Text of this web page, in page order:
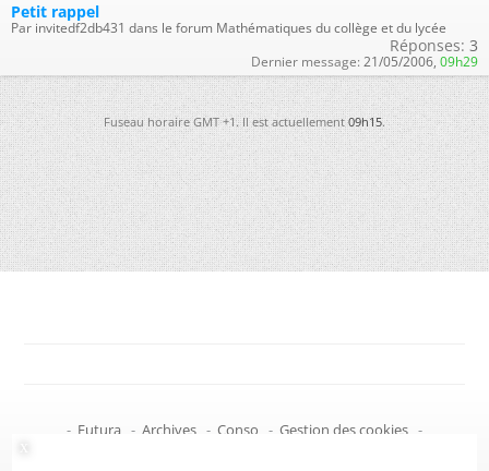
Petit rappel
Par invitedf2db431 dans le forum Mathématiques du collège et du lycée
Réponses: 3
Dernier message: 21/05/2006, 09h29
Fuseau horaire GMT +1. Il est actuellement09h15.
- Futura - Archives - Conso - Gestion des cookies -